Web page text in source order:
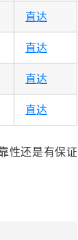
直达
直达
直达
直达
性还是有保证